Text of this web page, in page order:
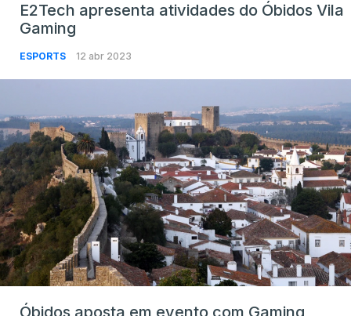
E2Tech apresenta atividades do Óbidos Vila
Gaming
ESPORTS 12 abr 2023